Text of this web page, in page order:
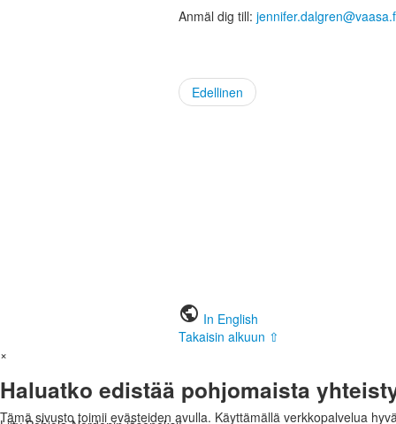
Anmäl dig till:
Edellinen
public In English
Takaisin alkuun ⇧
×
Haluatko edistää pohjomaista
Tämä sivusto toimii evästeiden avulla. Käyttämällä verkkopalvelua